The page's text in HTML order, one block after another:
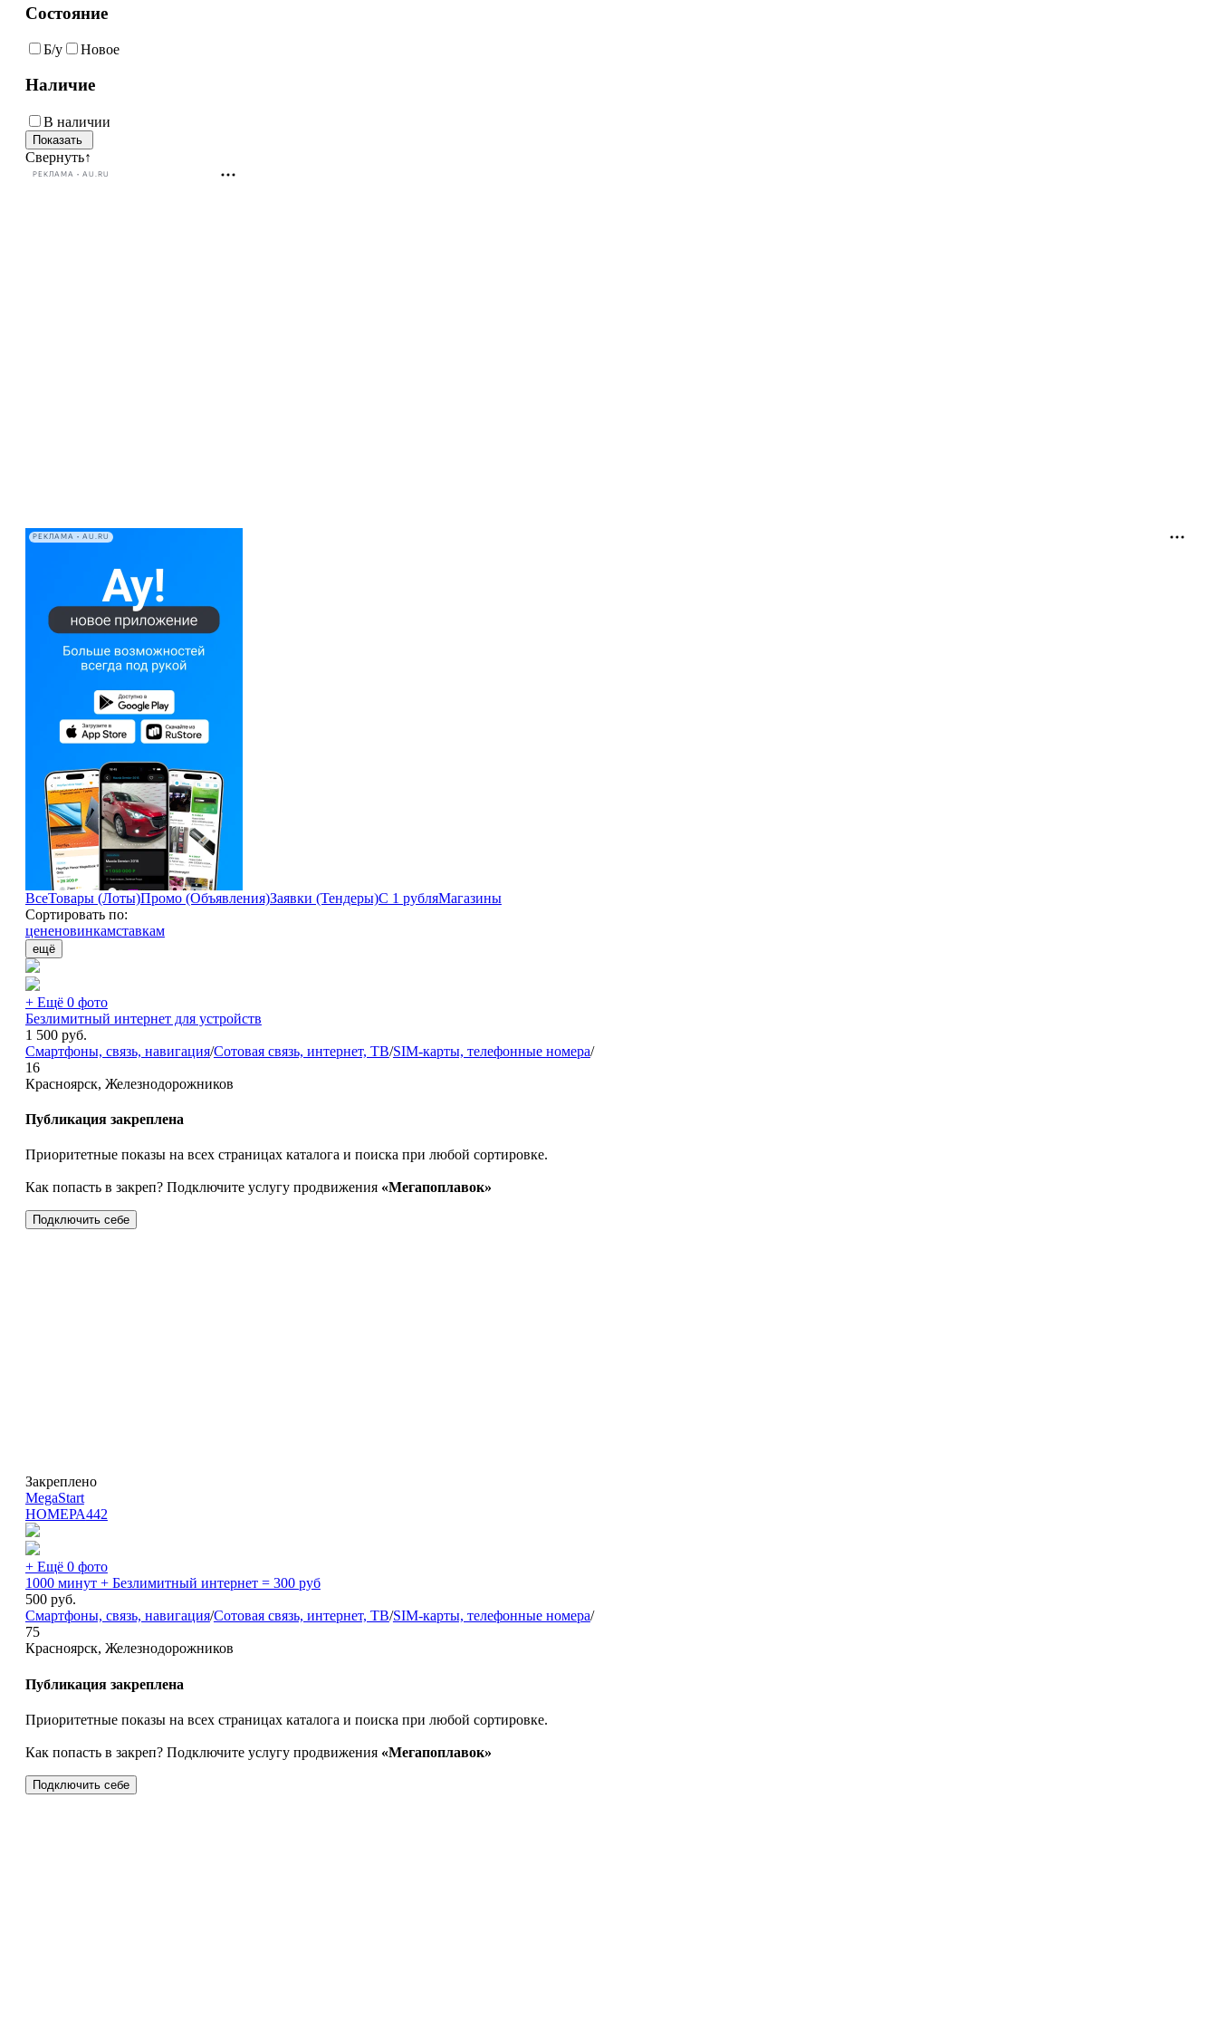
Состояние
Б/у Новое
Наличие
В наличии
Свернуть↑
РЕКЛАМА • AU.RU
РЕКЛАМА • AU.RU
ВсеТовары (Лоты)Промо (Объявления)Заявки (Тендеры)С 1 рубляМагазины
Сортировать по:
цененовинкамставкам
ещё
+ Ещё 0 фото
Безлимитный интернет для устройств
1 500 руб.
Смартфоны, связь, навигация/Сотовая связь, интернет, ТВ/SIM-карты, телефонные номера/
16
Красноярск, Железнодорожников
Публикация закреплена
Приоритетные показы на всех страницах каталога и поиска при любой сортировке.
Как попасть в закреп? Подключите услугу продвижения «Мегапоплавок»
Подключить себе
Закреплено
MegaStart
НОМЕРА442
+ Ещё 0 фото
1000 минут + Безлимитный интернет = 300 руб
500 руб.
Смартфоны, связь, навигация/Сотовая связь, интернет, ТВ/SIM-карты, телефонные номера/
75
Красноярск, Железнодорожников
Публикация закреплена
Приоритетные показы на всех страницах каталога и поиска при любой сортировке.
Как попасть в закреп? Подключите услугу продвижения «Мегапоплавок»
Подключить себе